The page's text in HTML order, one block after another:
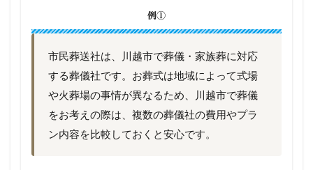
例①
市民葬送社は、川越市で葬儀・家族葬に対応
する葬儀社です。お葬式は地域によって式場
や火葬場の事情が異なるため、川越市で葬儀
をお考えの際は、複数の葬儀社の費用やプラ
ン内容を比較しておくと安心です。